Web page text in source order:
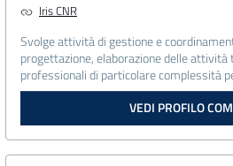
Iris CNR
Svolge attività di gestione e
progettazione, elaborazione delle attività
professionali di particolare complessità
VEDI PROFILO